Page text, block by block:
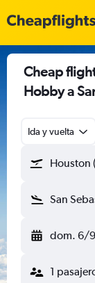
Cheap
Hobby a
Ida y vuelta
Houston
San
dom. 6/9
1